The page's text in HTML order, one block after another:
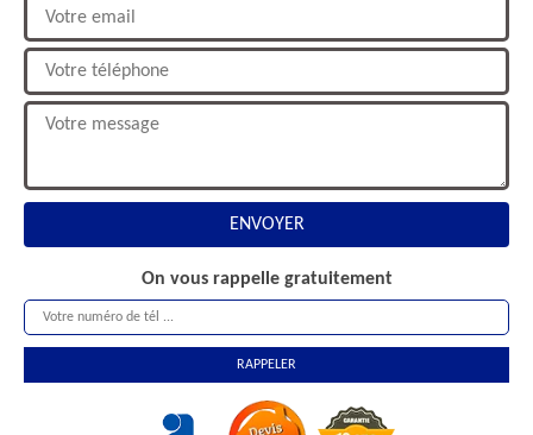
On vous rappelle gratuitement